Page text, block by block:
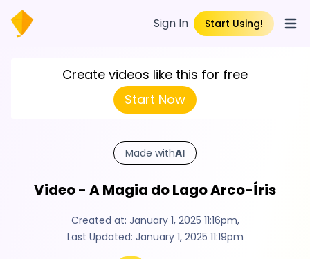
Sign In Start Using!
Create videos like this for free
Start Now
Made withAI
Video - A Magia do Lago Arco-Íris
Created at: January 1, 2025 11:16pm,
Last Updated: January 1, 2025 11:19pm